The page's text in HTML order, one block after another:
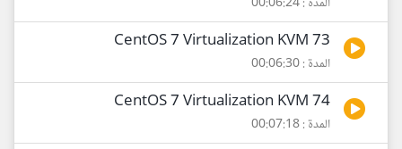
73 CentOS 7 Virtualization KVM
المدة : 00:06:30
74 CentOS 7 Virtualization KVM
المدة : 00:07:18